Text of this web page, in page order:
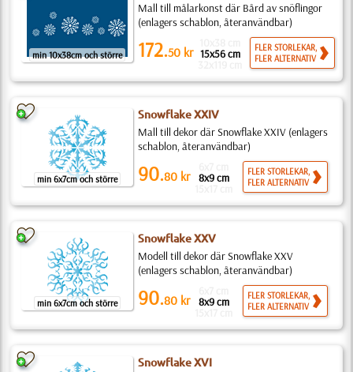
min 10x38cm och större
Mall till målarkonst där Bård av snöflingor
(enlagers schablon, återanvändbar)
172.50 kr 15x56 cm
FLER STORLEKAR,
FLER ALTERNATIV
min 6x7cm och större
Snowflake XXIV
Mall till dekor där Snowflake XXIV (enlagers
schablon, återanvändbar)
90.80 kr 8x9 cm
FLER STORLEKAR,
FLER ALTERNATIV
min 6x7cm och större
Snowflake XXV
Modell till dekor där Snowflake XXV
(enlagers schablon, återanvändbar)
90.80 kr 8x9 cm
FLER STORLEKAR,
FLER ALTERNATIV
Snowflake XVI